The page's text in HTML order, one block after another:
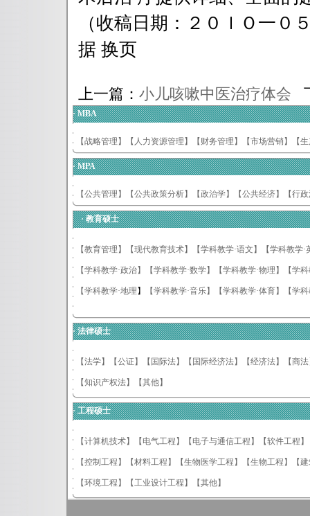
（收稿日期：２０ｌＯ一０
据 换页
上一篇： 小儿咳嗽中医治疗体会
·MBA
【战略管理】 【人力资源管理】 【财务管理】 【市场营销】 【
·MPA
【公共管理】 【公共政策分析】 【政治学】 【公共经济】 【行
·教育硕士
【教育管理】 【现代教育技术】 【学科教学·语文】 【学科教学·
【学科教学·政治】 【学科教学·数学】 【学科教学·物理】 【学
【学科教学·地理 】 【学科教学·音乐】 【学科教学·体育】 【学
·法律硕士
【法学】 【公证】 【国际法】 【国际经济法】 【经济法】 【商
【知识产权法】 【其他】
·工程硕士
【计算机技术】 【 电气工程】 【 电子与通信工程】 【软件工程】
【控制工程】 【材料工程】 【生物医学工程】 【生物工程】 【
【环境工程】 【工业设计工程】 【其他】